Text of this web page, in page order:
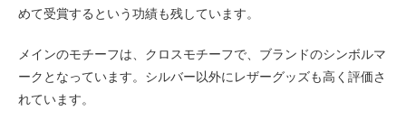
めて受賞するという功績も残しています。
メインのモチーフは、クロスモチーフで、ブランドのシンボルマ
ークとなっています。シルバー以外にレザーグッズも高く評価さ
れています。